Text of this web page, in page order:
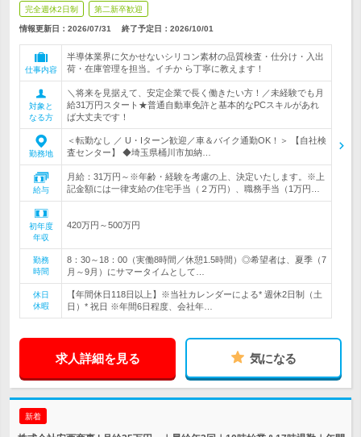
完全週休2日制 第二新卒歓迎
情報更新日：2026/07/31 終了予定日： 2026/10/01
仕事内容
半導体業界に欠かせないシリコン素材の品質検査・仕分け・入出
荷・在庫管理を担当。イチか ら丁寧に教えます！
対象と
なる方
＼将来を見据えて、安定企業で長く働きたい方！／未経験でも月
給31万円スタート★普通自動車免許と基本的なPCスキルがあれ
ば大丈夫です！
勤務地
＜転勤なし ／ U・Iターン歓迎／車＆バイク通勤OK！＞ 【自社検
査センター】 ◆埼玉県桶川市加納…
給与
月給：31万円～※年齢・経験を考慮の上、決定いたします。※上
記金額には一律支給の住宅手当（２万円）、職務手当（1万円…
初年度
年収
420万円～500万円
勤務
時間
8：30～18：00（実働8時間／休憩1.5時間）◎希望者は、夏季（7
月～9月）にサマータイムとして…
休日
休暇
【年間休日118日以上】※当社カレンダーによる* 週休2日制（土
日）* 祝日 ※年間6日程度、会社年…
求人詳細を見る 気になる
新着